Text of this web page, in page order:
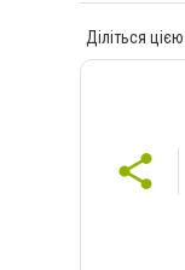
Діліться